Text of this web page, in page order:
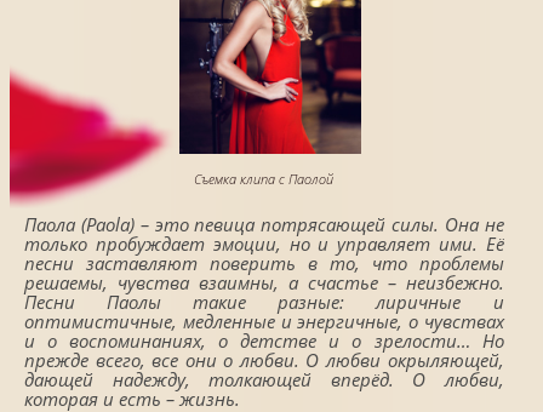
Съемка клипа с Паолой
Паола (Paola) – это певица потрясающей силы. Она не
только пробуждает эмоции, но и управляет ими. Её
песни заставляют поверить в то, что проблемы
решаемы, чувства взаимны, а счастье – неизбежно.
Песни Паолы такие разные: лиричные и
оптимистичные, медленные и энергичные, о чувствах
и о воспоминаниях, о детстве и о зрелости… Но
прежде всего, все они о любви. О любви окрыляющей,
дающей надежду, толкающей вперёд. О любви,
которая и есть – жизнь.